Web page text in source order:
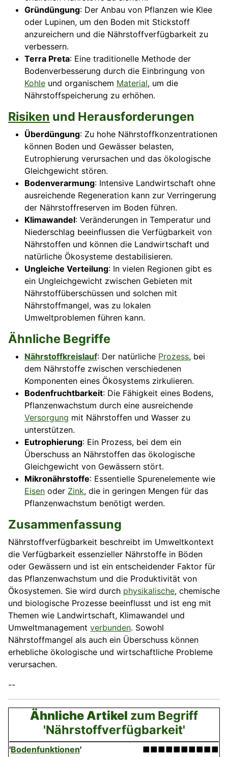
Gründüngung: Der Anbau von Pflanzen wie Klee
oder Lupinen, um den Boden mit Stickstoff
anzureichern und die Nährstoffverfügbarkeit zu
verbessern.
Terra Preta: Eine traditionelle Methode der
Bodenverbesserung durch die Einbringung von
Kohle und organischem Material, um die
Nährstoffspeicherung zu erhöhen.
Risiken und Herausforderungen
Überdüngung: Zu hohe Nährstoffkonzentrationen
können Boden und Gewässer belasten,
Eutrophierung verursachen und das ökologische
Gleichgewicht stören.
Bodenverarmung: Intensive Landwirtschaft ohne
ausreichende Regeneration kann zur Verringerung
der Nährstoffreserven im Boden führen.
Klimawandel: Veränderungen in Temperatur und
Niederschlag beeinflussen die Verfügbarkeit von
Nährstoffen und können die Landwirtschaft und
natürliche Ökosysteme destabilisieren.
Ungleiche Verteilung: In vielen Regionen gibt es
ein Ungleichgewicht zwischen Gebieten mit
Nährstoffüberschüssen und solchen mit
Nährstoffmangel, was zu lokalen
Umweltproblemen führen kann.
Ähnliche Begriffe
Nährstoffkreislauf: Der natürliche Prozess, bei
dem Nährstoffe zwischen verschiedenen
Komponenten eines Ökosystems zirkulieren.
Bodenfruchtbarkeit: Die Fähigkeit eines Bodens,
Pflanzenwachstum durch eine ausreichende
Versorgung mit Nährstoffen und Wasser zu
unterstützen.
Eutrophierung: Ein Prozess, bei dem ein
Überschuss an Nährstoffen das ökologische
Gleichgewicht von Gewässern stört.
Mikronährstoffe: Essentielle Spurenelemente wie
Eisen oder Zink, die in geringen Mengen für das
Pflanzenwachstum benötigt werden.
Zusammenfassung
Nährstoffverfügbarkeit beschreibt im Umweltkontext
die Verfügbarkeit essenzieller Nährstoffe in Böden
oder Gewässern und ist ein entscheidender Faktor für
das Pflanzenwachstum und die Produktivität von
Ökosystemen. Sie wird durch physikalische, chemische
und biologische Prozesse beeinflusst und ist eng mit
Themen wie Landwirtschaft, Klimawandel und
Umweltmanagement verbunden. Sowohl
Nährstoffmangel als auch ein Überschuss können
erhebliche ökologische und wirtschaftliche Probleme
verursachen.
--
Ähnliche Artikel zum Begriff
'Nährstoffverfügbarkeit'
'Bodenfunktionen'
■■■■■■■■■■